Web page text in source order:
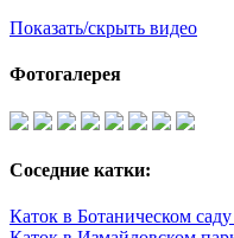
Показать/скрыть видео
Фотогалерея
Соседние катки:
Каток в Ботаническом